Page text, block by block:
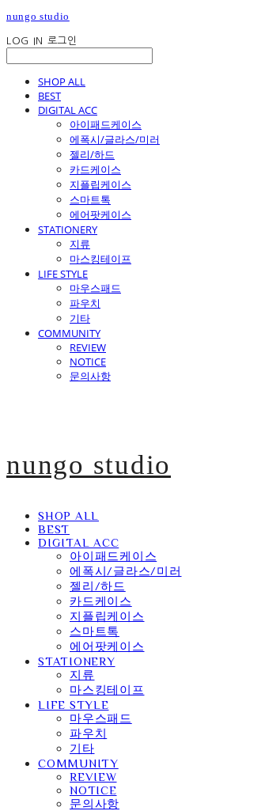
nungo studio
LOG IN 로그인
SHOP ALL
BEST
DIGITAL ACC
아이패드케이스
에폭시/글라스/미러
젤리/하드
카드케이스
지플립케이스
스마트톡
에어팟케이스
STATIONERY
지류
마스킹테이프
LIFE STYLE
마우스패드
파우치
기타
COMMUNITY
REVIEW
NOTICE
문의사항
nungo studio
SHOP ALL
BEST
DIGITAL ACC
아이패드케이스
에폭시/글라스/미러
젤리/하드
카드케이스
지플립케이스
스마트톡
에어팟케이스
STATIONERY
지류
마스킹테이프
LIFE STYLE
마우스패드
파우치
기타
COMMUNITY
REVIEW
NOTICE
문의사항